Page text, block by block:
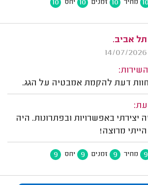
10 מחיר 10 זמנים 10 יחס 10
תל אביב.
דעת להקמת אמבטיה על הגג.
יצירתי באפשרויות ובפתרונות. היה
מרוצה!
9 מחיר 9 זמנים 9 יחס 9